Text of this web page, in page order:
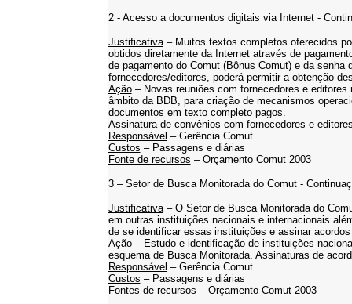
2 - Acesso a documentos digitais via Internet -
Justificativa– Muitos textos completos oferecidos
obtidos diretamente da Internet através de
de pagamento do Comut (Bônus Comut) e da senha
fornecedores/editores, poderá permitir a obtenção
Ação– Novas reuniões com fornecedores e
âmbito da BDB, para criação de mecanismos
documentos em texto completo pagos.
Assinatura de convênios com fornecedores e
Responsável – Gerência Comut
Custos – Passagens e diárias
Fonte de recursos – Orçamento Comut 2003
3 – Setor de Busca Monitorada do Comut -
Justificativa– O Setor de Busca Monitorada do
em outras instituições nacionais e internacionais
de se identificar essas instituições e assinar
Ação– Estudo e identificação de instituições
esquema de Busca Monitorada. Assinaturas de
Responsável – Gerência Comut
Custos – Passagens e diárias
Fontes de recursos – Orçamento Comut 2003